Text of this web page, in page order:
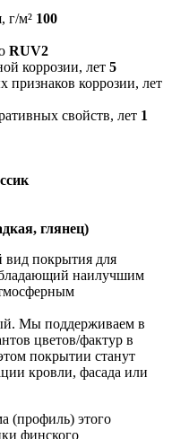
г/м² 100
RUV2
коррозии, лет 5
признаков коррозии, лет
свойств, лет 1
глянец)
вид покрытия для
наилучшим
Мы поддерживаем в
цветов/фактур в
покрытии станут
кровли, фасада или
(профиль) этого
финского